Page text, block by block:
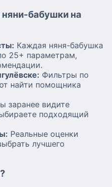
бабушки на
Каждая няня-бабушка
25+ параметрам,
Фильтры по
найти помощника
заранее видите
подходящий
Реальные оценки
лучшего